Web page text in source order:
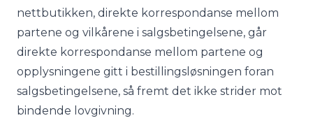
nettbutikken, direkte korrespondanse mellom
partene og vilkårene i salgsbetingelsene, går
direkte korrespondanse mellom partene og
opplysningene gitt i bestillingsløsningen foran
salgsbetingelsene, så fremt det ikke strider mot
bindende lovgivning.